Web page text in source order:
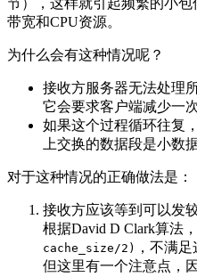
节），这样就引起频繁的小
带宽和CPU资源。
为什么会有这种情况呢？
接收方服务器无法处理
它会要求客户端减少一
如果这个过程循环往复
上交换的数据段是小数
对于这种情况的正确做法是：
接收方应该等到可以发
根据David D Clark算法
cache_size/2)
，不满
但这里有一个注意点，